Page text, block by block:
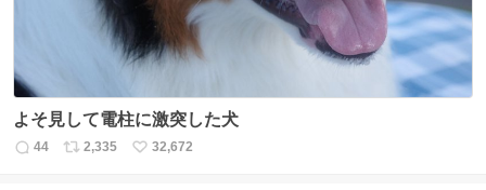
よそ見して電柱に激突した犬
返
44
リ
2,335
い
32,672